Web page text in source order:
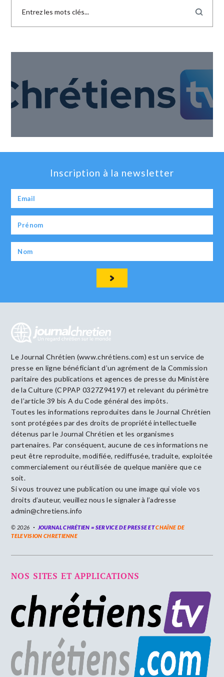
Inscription à la newsletter
Le Journal Chrétien (www.chrétiens.com) est un service de
presse en ligne bénéficiant d’un agrément de la Commission
paritaire des publications et agences de presse du Ministère
de la Culture (CPPAP 0327Z94197) et relevant du périmètre
de l’article 39 bis A du Code général des impôts.
Toutes les informations reproduites dans le Journal Chrétien
sont protégées par des droits de propriété intellectuelle
détenus par le Journal Chrétien et les organismes
partenaires. Par conséquent, aucune de ces informations ne
peut être reproduite, modifiée, rediffusée, traduite, exploitée
commercialement ou réutilisée de quelque manière que ce
soit.
Si vous trouvez une publication ou une image qui viole vos
droits d’auteur, veuillez nous le signaler à l’adresse
admin@chretiens.info
© 2026 JOURNAL CHRÉTIEN = SERVICE DE PRESSE ETCHAÎNE DE
TELEVISION CHRETIENNE
NOS SITES ET APPLICATIONS